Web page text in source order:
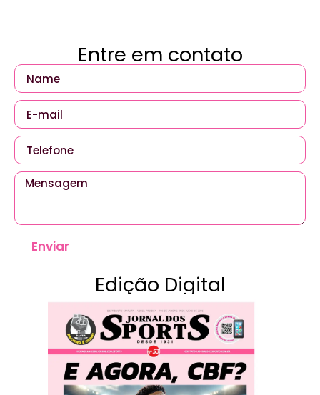
Entre em contato
Enviar
Edição Digital